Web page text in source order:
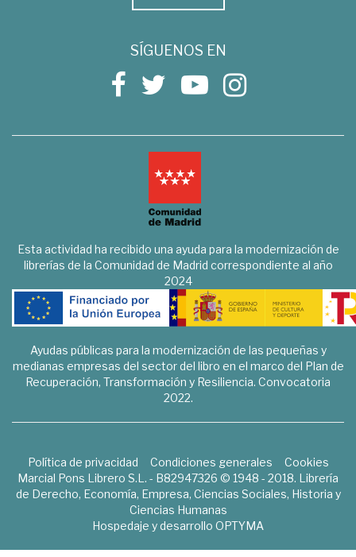
SÍGUENOS EN
Esta actividad ha recibido una ayuda para la modernización de
librerías de la Comunidad de Madrid correspondiente al año
2024
Ayudas públicas para la modernización de las pequeñas y
medianas empresas del sector del libro en el marco del Plan de
Recuperación, Transformación y Resiliencia. Convocatoria
2022.
Política de privacidad Condiciones generales
Cookies
Marcial Pons Librero S.L. - B82947326 © 1948 - 2018. Librería
de Derecho, Economía, Empresa, Ciencias Sociales, Historia y
Ciencias Humanas
Hospedaje y desarrollo OPTYMA